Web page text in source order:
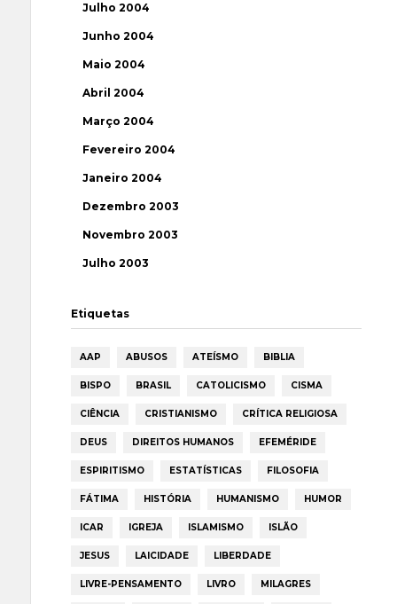
Julho 2004
Junho 2004
Maio 2004
Abril 2004
Março 2004
Fevereiro 2004
Janeiro 2004
Dezembro 2003
Novembro 2003
Julho 2003
Etiquetas
AAP ABUSOS ATEÍSMO BIBLIA
BISPO BRASIL CATOLICISMO CISMA
CIÊNCIA CRISTIANISMO CRÍTICA RELIGIOSA
DEUS DIREITOS HUMANOS EFEMÉRIDE
ESPIRITISMO ESTATÍSTICAS FILOSOFIA
FÁTIMA HISTÓRIA HUMANISMO HUMOR
ICAR IGREJA ISLAMISMO ISLÃO
JESUS LAICIDADE LIBERDADE
LIVRE-PENSAMENTO LIVRO MILAGRES